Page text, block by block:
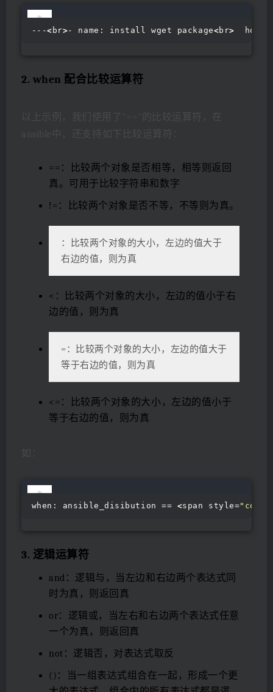
---< br>- name: install wget package<br>
2. when 配合比较运算符
以上示例，我们使用了"=="的比较运算符，在
ansible中，还支持如下比较运算符：
==：比较两个对象是否相等，相等则返回
真。可用于比较字符串和数字
!=：比较两个对象是否不等，不等则为真。
：比较两个对象的大小，左边的值大于
右边的值，则为真
<：比较两个对象的大小，左边的值小于右
边的值，则为真
=：比较两个对象的大小，左边的值大于
等于右边的值，则为真
<=：比较两个对象的大小，左边的值小于
等于右边的值，则为真
如：
when: ansible_disibution == <span style=
3. 逻辑运算符
and：逻辑与，当左边和右边两个表达式同
时为真，则返回真
or：逻辑或，当左右和右边两个表达式任意
一个为真，则返回真
not：逻辑否，对表达式取反
()：当一组表达式组合在一起，形成一个更